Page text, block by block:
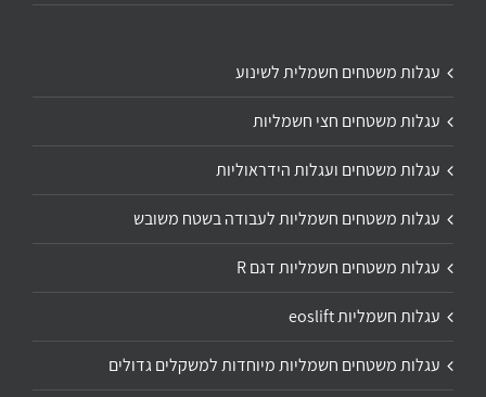
עגלות משטחים חשמלית לשינוע
עגלות משטחים חצי חשמליות
עגלות משטחים ועגלות הידראוליות
עגלות משטחים חשמליות לעבודה בשטח משובש
עגלות משטחים חשמליות דגם R
עגלות חשמליות eoslift
עגלות משטחים חשמליות מיוחדות למשקלים גדולים